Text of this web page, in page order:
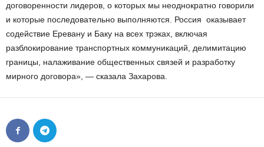
договоренности лидеров, о которых мы неоднократно говорили
и которые последовательно выполняются. Россия оказывает
содействие Еревану и Баку на всех трэках, включая
разблокирование транспортных коммуникаций, делимитацию
границы, налаживание общественных связей и разработку
мирного договора», — сказала Захарова.